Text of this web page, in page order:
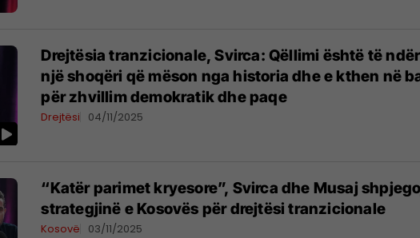
Drejtësia tranzicionale, Svirca: Qëllimi është të
një shoqëri që mëson nga historia dhe e kthen në
për zhvillim demokratik dhe paqe
Drejtësi 04/11/2025
​“Katër parimet kryesore”, Svirca dhe Musaj
strategjinë e Kosovës për drejtësi tranzicionale
Kosovë 03/11/2025